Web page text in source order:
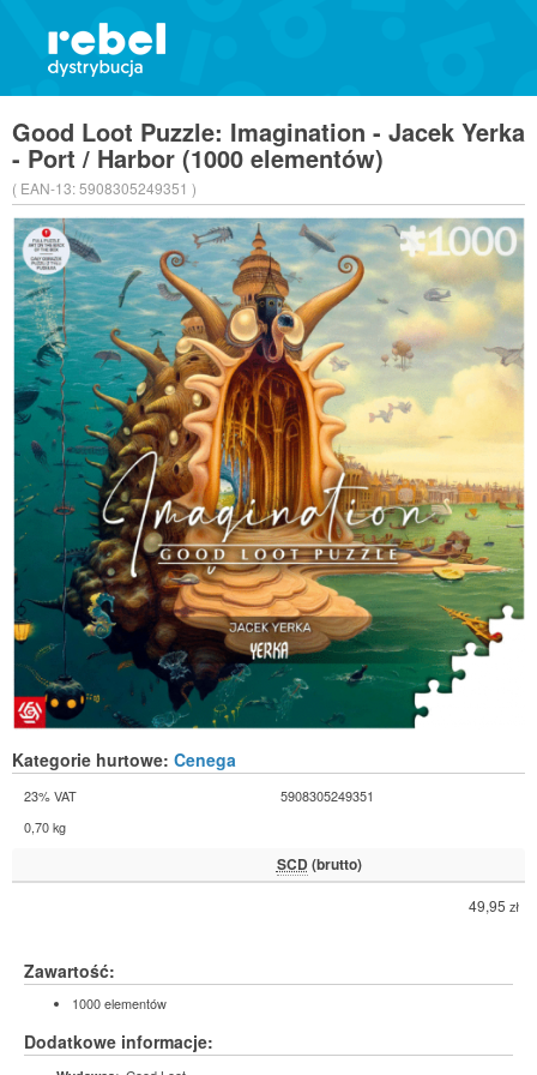
Good Loot Puzzle: Imagination - Jacek Yerka
- Port / Harbor (1000 elementów)
( EAN-13:5908305249351 )
Kategorie hurtowe: Cenega
23% VAT
5908305249351
0,70 kg
SCD (brutto)
49,95 zł
Zawartość:
1000 elementów
Dodatkowe informacje: